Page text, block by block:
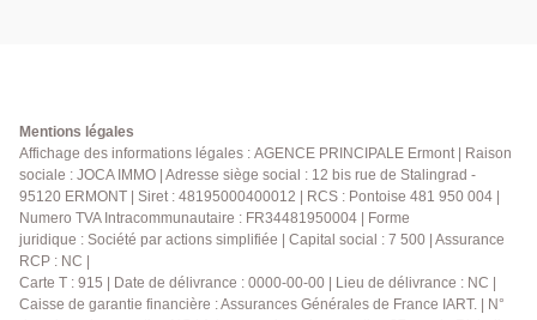
Mentions légales
Affichage des informations légales : AGENCE PRINCIPALE Ermont | Raison
sociale : JOCA IMMO | Adresse siège social : 12 bis rue de Stalingrad -
95120 ERMONT | Siret : 48195000400012 | RCS : Pontoise 481 950 004 |
Numero TVA Intracommunautaire : FR34481950004 | Forme
juridique : Société par actions simplifiée | Capital social : 7 500 | Assurance
RCP : NC |
Carte T : 915 | Date de délivrance : 0000-00-00 | Lieu de délivrance : NC |
Caisse de garantie financière : Assurances Générales de France IART. | N°